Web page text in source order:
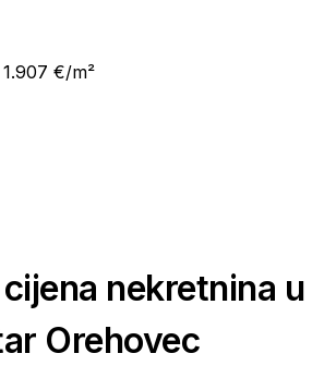
€/m²
nekretnina u
Orehovec